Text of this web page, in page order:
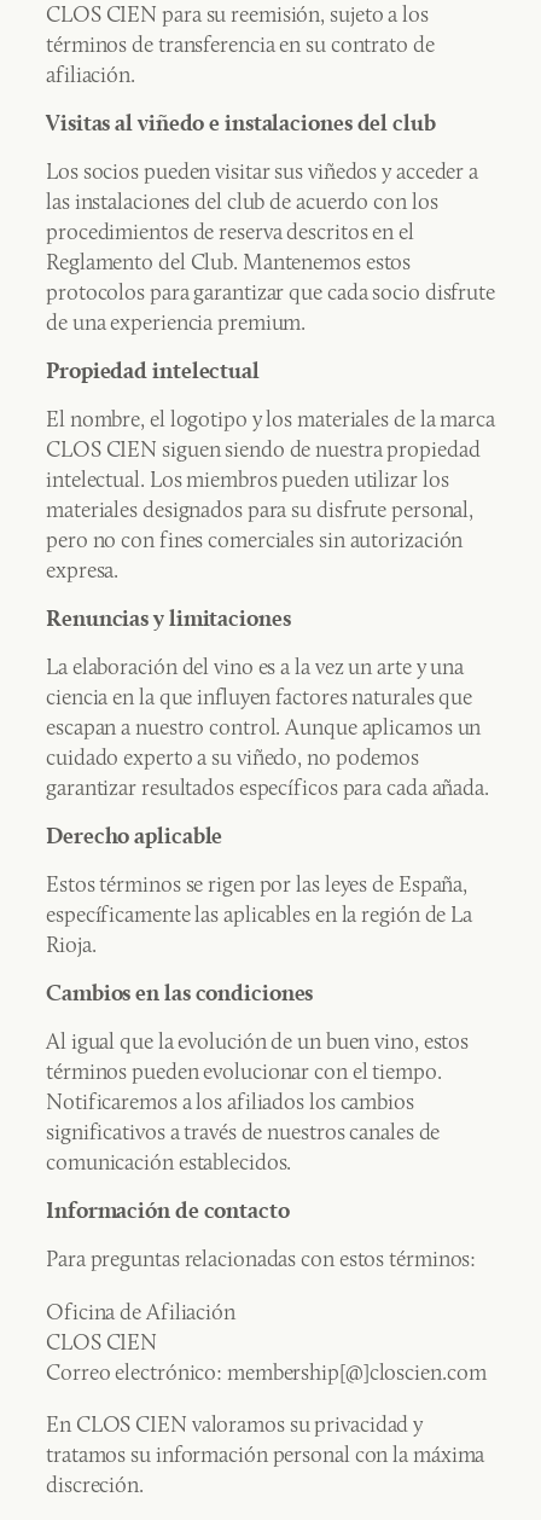
CLOS CIEN para su reemisión, sujeto a los
términos de transferencia en su contrato de
afiliación.
Visitas al viñedo e instalaciones del club
Los socios pueden visitar sus viñedos y acceder a
las instalaciones del club de acuerdo con los
procedimientos de reserva descritos en el
Reglamento del Club. Mantenemos estos
protocolos para garantizar que cada socio disfrute
de una experiencia premium.
Propiedad intelectual
El nombre, el logotipo y los materiales de la marca
CLOS CIEN siguen siendo de nuestra propiedad
intelectual. Los miembros pueden utilizar los
materiales designados para su disfrute personal,
pero no con fines comerciales sin autorización
expresa.
Renuncias y limitaciones
La elaboración del vino es a la vez un arte y una
ciencia en la que influyen factores naturales que
escapan a nuestro control. Aunque aplicamos un
cuidado experto a su viñedo, no podemos
garantizar resultados específicos para cada añada.
Derecho aplicable
Estos términos se rigen por las leyes de España,
específicamente las aplicables en la región de La
Rioja.
Cambios en las condiciones
Al igual que la evolución de un buen vino, estos
términos pueden evolucionar con el tiempo.
Notificaremos a los afiliados los cambios
significativos a través de nuestros canales de
comunicación establecidos.
Información de contacto
Para preguntas relacionadas con estos términos:
Oficina de Afiliación
CLOS CIEN
Correo electrónico: membership[@]closcien.com
En CLOS CIEN valoramos su privacidad y
tratamos su información personal con la máxima
discreción.